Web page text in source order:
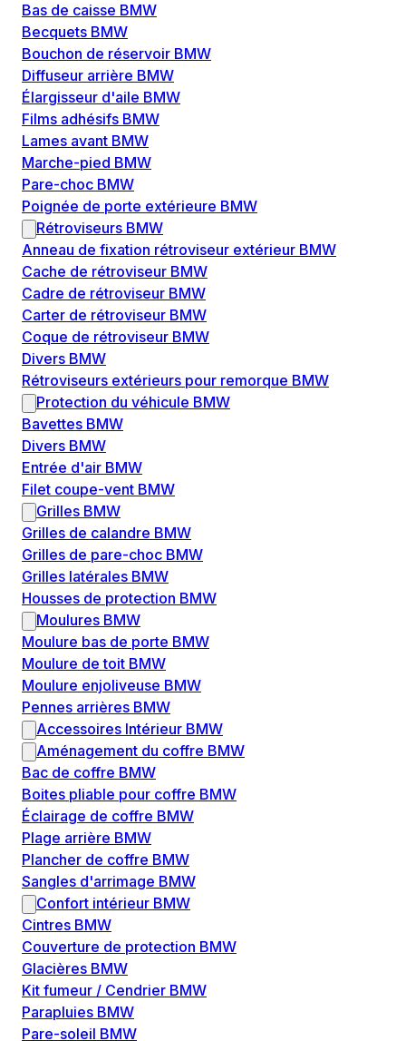
Bas de caisse BMW
Becquets BMW
Bouchon de réservoir BMW
Diffuseur arrière BMW
Élargisseur d'aile BMW
Films adhésifs BMW
Lames avant BMW
Marche-pied BMW
Pare-choc BMW
Poignée de porte extérieure BMW
Rétroviseurs BMW
Anneau de fixation rétroviseur extérieur BMW
Cache de rétroviseur BMW
Cadre de rétroviseur BMW
Carter de rétroviseur BMW
Coque de rétroviseur BMW
Divers BMW
Rétroviseurs extérieurs pour remorque BMW
Protection du véhicule BMW
Bavettes BMW
Divers BMW
Entrée d'air BMW
Filet coupe-vent BMW
Grilles BMW
Grilles de calandre BMW
Grilles de pare-choc BMW
Grilles latérales BMW
Housses de protection BMW
Moulures BMW
Moulure bas de porte BMW
Moulure de toit BMW
Moulure enjoliveuse BMW
Pennes arrières BMW
Accessoires Intérieur BMW
Aménagement du coffre BMW
Bac de coffre BMW
Boites pliable pour coffre BMW
Éclairage de coffre BMW
Plage arrière BMW
Plancher de coffre BMW
Sangles d'arrimage BMW
Confort intérieur BMW
Cintres BMW
Couverture de protection BMW
Glacières BMW
Kit fumeur / Cendrier BMW
Parapluies BMW
Pare-soleil BMW